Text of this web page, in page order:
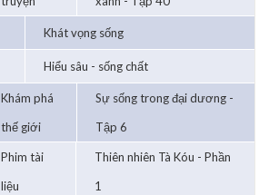
Khát vọng sống
Hiểu sâu - sống chất
Khám phá
thế giới
Sự sống trong đại dương -
Tập 6
Phim tài
liệu
Thiên nhiên Tà Kóu - Phần
1